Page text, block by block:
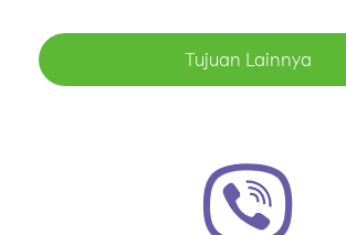
Tujuan Lainnya